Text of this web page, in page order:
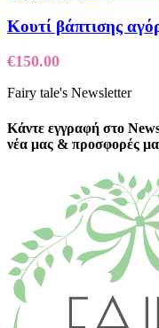
Κουτί βάπτισης
€150.00
Fairy tale's Newsletter
Κάντε εγγραφή στο
νέα μας & προσφορές